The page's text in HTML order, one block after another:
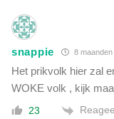
snappie 8
Het prikvolk hier zal
WOKE volk , kijk
23